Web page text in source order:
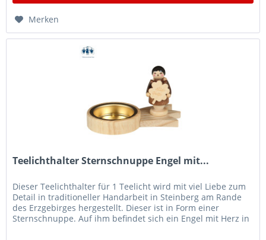
Merken
Teelichthalter Sternschnuppe Engel mit...
Dieser Teelichthalter für 1 Teelicht wird mit viel Liebe zum
Detail in traditioneller Handarbeit in Steinberg am Rande
des Erzgebirges hergestellt. Dieser ist in Form einer
Sternschnuppe. Auf ihm befindet sich ein Engel mit Herz in